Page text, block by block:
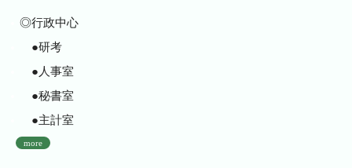
◎行政中心
●研考
●人事室
●秘書室
●主計室
more